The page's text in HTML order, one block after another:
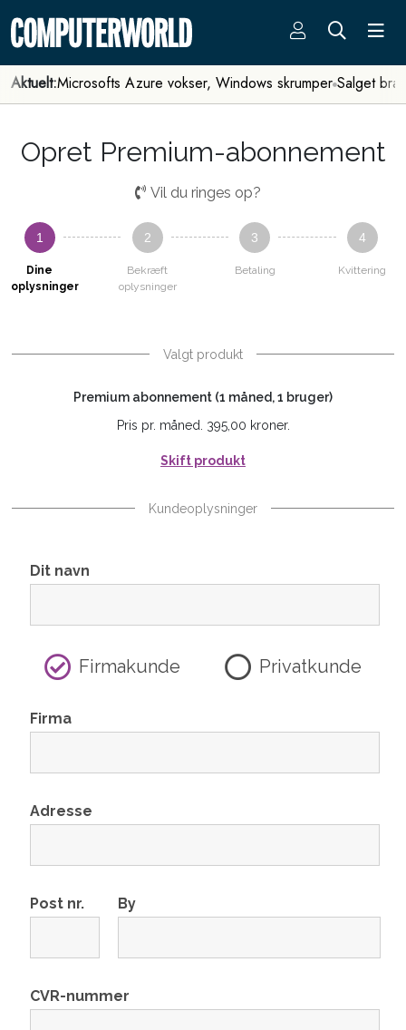
Aktuelt:Microsofts Azure vokser, Windows skrumper Salget
Opret Premium-abonnement
Vil du ringes op?
1
Dine
oplysninger
2
Bekræft
oplysninger
3
Betaling
4
Kvittering
Valgt produkt
Premium abonnement (1 måned, 1 bruger)
Pris pr. måned. 395,00 kroner.
Skift produkt
Kundeoplysninger
Dit navn
Firmakunde Privatkunde
Firma
Adresse
Post nr. By
CVR-nummer